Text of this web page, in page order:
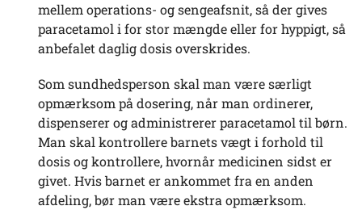
mellem operations- og sengeafsnit, så der gives
paracetamol i for stor mængde eller for hyppigt, så
anbefalet daglig dosis overskrides.
Som sundhedsperson skal man være særligt
opmærksom på dosering, når man ordinerer,
dispenserer og administrerer paracetamol til børn.
Man skal kontrollere barnets vægt i forhold til
dosis og kontrollere, hvornår medicinen sidst er
givet. Hvis barnet er ankommet fra en anden
afdeling, bør man være ekstra opmærksom.